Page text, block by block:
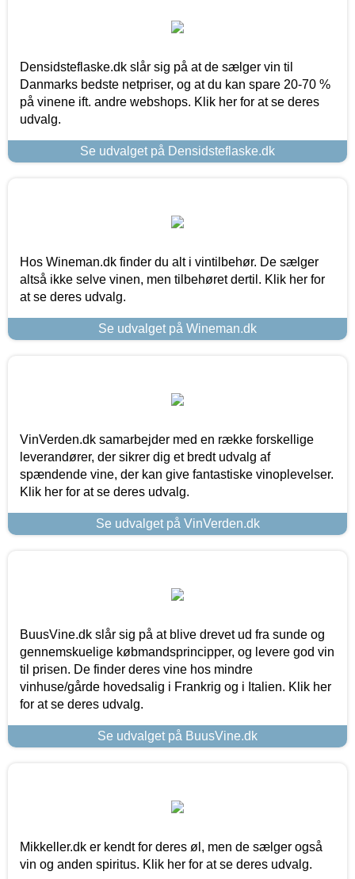
Densidsteflaske.dk slår sig på at de sælger vin til
Danmarks bedste netpriser, og at du kan spare 20-70 %
på vinene ift. andre webshops. Klik her for at se deres
udvalg.
Se udvalget på Densidsteflaske.dk
Hos Wineman.dk finder du alt i vintilbehør. De sælger
altså ikke selve vinen, men tilbehøret dertil. Klik her for
at se deres udvalg.
Se udvalget på Wineman.dk
VinVerden.dk samarbejder med en række forskellige
leverandører, der sikrer dig et bredt udvalg af
spændende vine, der kan give fantastiske vinoplevelser.
Klik her for at se deres udvalg.
Se udvalget på VinVerden.dk
BuusVine.dk slår sig på at blive drevet ud fra sunde og
gennemskuelige købmandsprincipper, og levere god vin
til prisen. De finder deres vine hos mindre
vinhuse/gårde hovedsalig i Frankrig og i Italien. Klik her
for at se deres udvalg.
Se udvalget på BuusVine.dk
Mikkeller.dk er kendt for deres øl, men de sælger også
vin og anden spiritus. Klik her for at se deres udvalg.